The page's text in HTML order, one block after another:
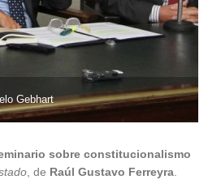
Gebhart
sobre constitucionalismo
, de Raúl Gustavo Ferreyra